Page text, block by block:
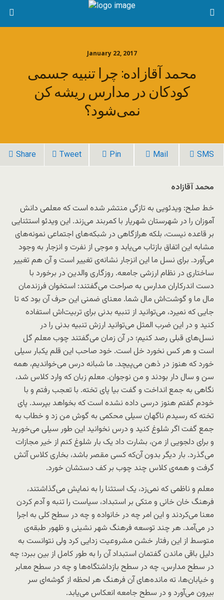
January 22, 2017
محمد آقازاده: چرا تنبیه جسمی
کودکان در مدارس ریشه کن
نمی‌شود؟
Share Tweet Pin Mail SMS
محمد آقازاده
خط صلح: ویدئویی به تازگی منتشر شده است که معلمی دانش
آموزان را در شهرستان شهریار با کمربند می‌زند. این ویدئو استثنایی
بر قاعده نیست، بلکه هرازگاهی در شبکه‌های اجتماعی نمونه‌های
مشابه این اتفاق بازتاب می‌یابد و موجی از نفرت و انزجار به وجود
می‌آورد. برای نسل ما این انزجار نشانه‌ی تغییر است و آن هم تغییر
ساختاری در نظام ارزشی جامعه. روزگاری والدین در برخورد با
دست اندرکاران مدارس به صراحت می‌گفتند: استخوان فرزندمان
مال ما و گوشت‌اش مال شما. معنای ضمنی این حرف آن بود که تا
جایی که نمیرد، می‌توانید از تنبیه بدنی برای تربیت‌اش استفاده
کنید و در این ضرب المثل می‌توانید ارزش تنبیه بدنی را در
نسل‌های قبلی رصد کنیم؛ در آن زمان می‌گفتند چوب معلم گل
است و هر کس نخورد خل است. خود صاحب این قلم یکبار سیلی
خورد که هنوز در ذهن می‌پیچد. ما شبانه درس می‌خواندیم، همه
سن و سال دار بودند و من نوجوان. معلم زبان که وارد کلاس شد،
نگاهی به جمع انداخت و گفت بیا پای تخته. با تعجب رفتم و با
خودم گفتم هنوز درسی داده نشده است که بخواهد بپرسد. پای
تخته که رسیدم ناگهان سیلی محکمی به گوش من زد و خطاب به
جمع گفت اگر شلوغ کنید و درس نخوانید این طور سیلی می‌خورید
و برای دلجویی از من، بشارت داد یک بار شلوغ کنم از خیر مجازات
می‌گذرد. بار دیگر بدون آن‌که کسی مقصر باشد، بخاری کلاس آتش
گرفت و همه‌ی کلاس چند چوب بر کف دستشان خورد.
معلم و ناظمی که نمی‌زد، یک استثنا را به نمایش می‌گذاشتند،
فرهنگ خان خانی و متکی بر استبداد، سیاست را تنبه و آدم کردن
معنا می‌کردند و این امر چه در خانواده و چه در سطح کلی به اجرا
در می‌آمد. هر چند توسعه‌ فرهنگ شهر نشینی و ظهور طبقه‌ی
متوسط از این رفتار خشن مشروعیت زدایی کرد ولی نتوانست به
دلیل باقی ماندن گفتمان استبداد آن را به طور کامل از بین ببرد؛ چه
در سطح مدارس، چه در سطح بازداشتگاه‌ها و چه در سطح معابر
و خیابان‌ها، ته مانده‌های آن فرهنگ هر لحظه از گوشه‌ای سر
بیرون می‌آورد و در سطح جامعه انعکاس می‌یابد.